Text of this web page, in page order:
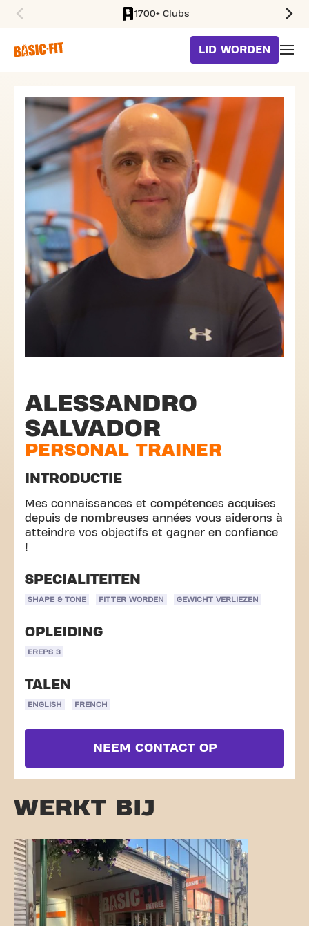
1700+ Clubs
LID WORDEN
ALESSANDRO
SALVADOR
PERSONAL TRAINER
INTRODUCTIE
Mes connaissances et compétences acquises
depuis de nombreuses années vous aiderons à
atteindre vos objectifs et gagner en confiance
!
SPECIALITEITEN
SHAPE & TONE FITTER WORDEN GEWICHT VERLIEZEN
OPLEIDING
EREPS 3
TALEN
ENGLISH FRENCH
NEEM CONTACT OP
WERKT BIJ